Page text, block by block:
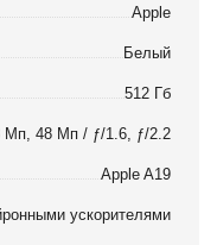
Apple
Белый
512 Гб
Мп, 48 Мп / ƒ/1.6, ƒ/2.2
Apple A19
ускорителями